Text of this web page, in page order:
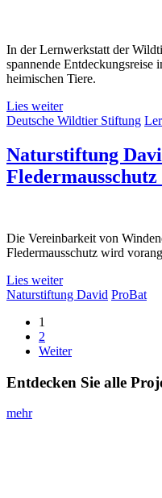
In der Lernwerkstatt der
spannende Entdeckungsreise
heimischen Tiere.
Lies weiter
Deutsche Wildtier Stiftung
Naturstiftung
Fledermausschutz
Die Vereinbarkeit von
Fledermausschutz wird
Lies weiter
Naturstiftung David ProBat
1
2
Weiter
Entdecken Sie alle
mehr